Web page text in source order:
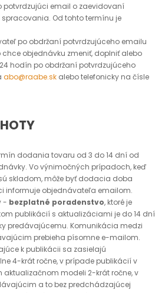
potvrdzujúci email o zaevidovaní
Od tohto termínu je
po obdržaní potvrdzujúceho emailu
objednávku zmeniť, doplniť alebo
hodín po obdržaní potvrdzujúceho
abo@raabe.sk alebo telefonicky na čísle
dodania tovaru od 3 do 14 dní od
Vo výnimočných prípadoch, keď
skladom, môže byť dodacia doba
informuje objednávateľa emailom.
- bezplatné poradenstvo, ktoré je
publikácií s aktualizáciami je do 14 dní
predávajúcemu. Komunikácia medzi
prebieha písomne e-mailom.
k publikácii sa zasielajú
4-krát ročne, v prípade publikácií v
modeli 2-krát ročne, v
a to bez predchádzajúcej